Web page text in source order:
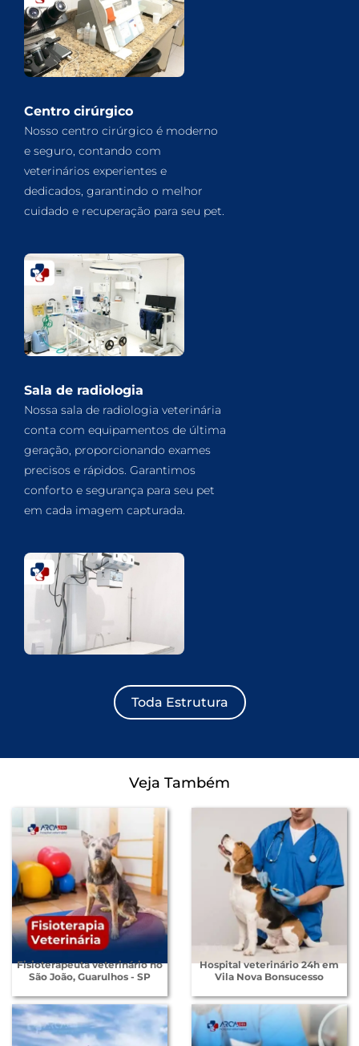
Centro cirúrgico
Nosso centro cirúrgico é moderno
e seguro, contando com
veterinários experientes e
dedicados, garantindo o melhor
cuidado e recuperação para seu pet.
Sala de radiologia
Nossa sala de radiologia veterinária
conta com equipamentos de última
geração, proporcionando exames
precisos e rápidos. Garantimos
conforto e segurança para seu pet
em cada imagem capturada.
Toda Estrutura
Veja Também
Fisioterapeuta veterinário no
São João, Guarulhos - SP
Hospital veterinário 24h em
Vila Nova Bonsucesso